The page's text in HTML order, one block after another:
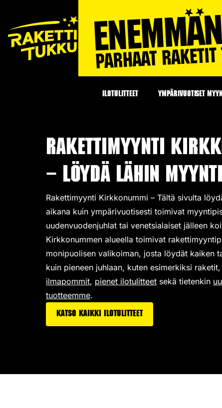
ILOTULITTEET YMPÄRIVUOTISET
Rakettimyynti
– Löydä lähin
Rakettimyynti Kirkkonummi – Tältä sivulta
aikana kuin ympärivuotisesti toimivat
uudenvuodenjuhlat tai venetsialaiset jälleen
Kirkkonummen alueella toimivat
monipuolisen valikoiman, josta löydät kaiken
kuin pieneen juhlaan, kuten esimerkiksi raketit,
ilmapommit, pienet ilotulitteet sekä tietenkin
tuotteemme.
Katso kaikki ilotulitteet